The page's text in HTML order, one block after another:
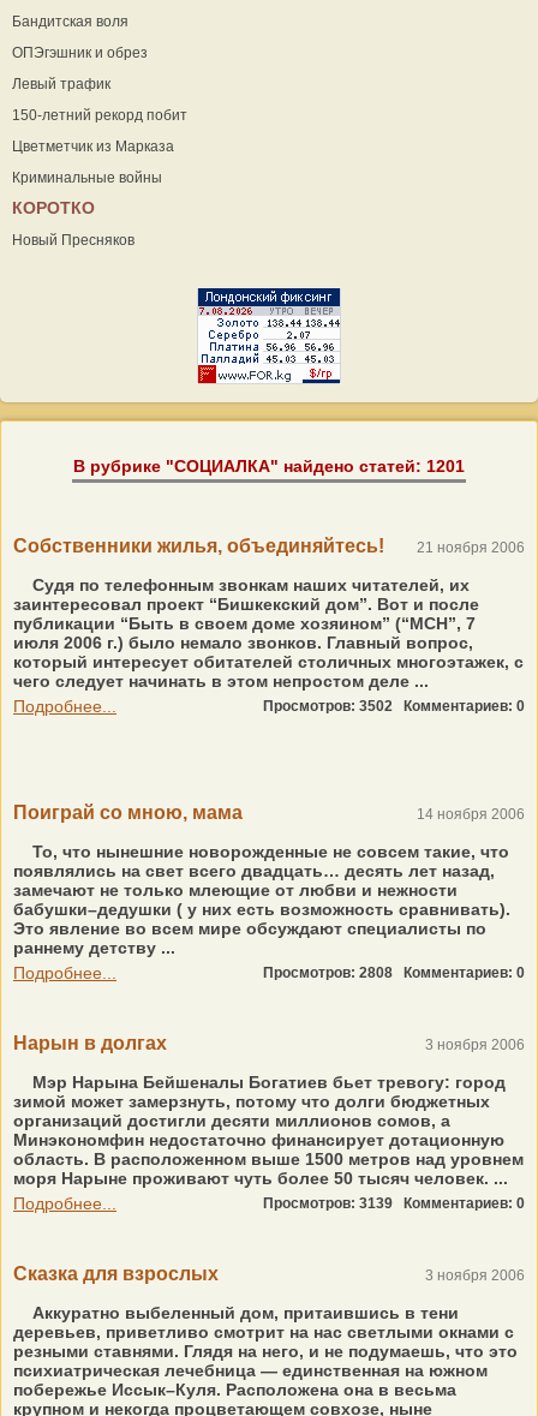
Бандитская воля
ОПЭгэшник и обрез
Левый трафик
150-летний рекорд побит
Цветметчик из Марказа
Криминальные войны
КОРОТКО
Новый Пресняков
В рубрике "СОЦИАЛКА" найдено статей: 1201
Собственники жилья, объединяйтесь! 21 ноября 2006
Судя по телефонным звонкам наших читателей, их
заинтересовал проект “Бишкекский дом”. Вот и после
публикации “Быть в своем доме хозяином” (“МСН”, 7
июля 2006 г.) было немало звонков. Главный вопрос,
который интересует обитателей столичных многоэтажек, с
чего следует начинать в этом непростом деле ...
Подробнее...
Просмотров: 3502 Комментариев: 0
Поиграй со мною, мама 14 ноября 2006
То, что нынешние новорожденные не совсем такие, что
появлялись на свет всего двадцать… десять лет назад,
замечают не только млеющие от любви и нежности
бабушки–дедушки ( у них есть возможность сравнивать).
Это явление во всем мире обсуждают специалисты по
раннему детству ...
Подробнее...
Просмотров: 2808 Комментариев: 0
Нарын в долгах 3 ноября 2006
Мэр Нарына Бейшеналы Богатиев бьет тревогу: город
зимой может замерзнуть, потому что долги бюджетных
организаций достигли десяти миллионов сомов, а
Минэкономфин недостаточно финансирует дотационную
область. В расположенном выше 1500 метров над уровнем
моря Нарыне проживают чуть более 50 тысяч человек. ...
Подробнее...
Просмотров: 3139 Комментариев: 0
Сказка для взрослых 3 ноября 2006
Аккуратно выбеленный дом, притаившись в тени
деревьев, приветливо смотрит на нас светлыми окнами с
резными ставнями. Глядя на него, и не подумаешь, что это
психиатрическая лечебница — единственная на южном
побережье Иссык–Куля. Расположена она в весьма
крупном и некогда процветающем совхозе, ныне